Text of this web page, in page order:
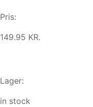
Pris:
149.95 KR.
Lager:
in stock